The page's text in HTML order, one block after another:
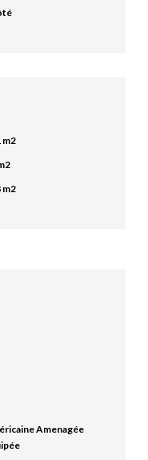
m2
m2
Amenagée